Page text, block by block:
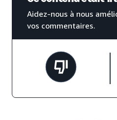
Aidez-nous à nous
vos commentaires.